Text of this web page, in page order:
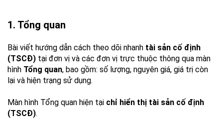
1. Tổng quan
Bài viết hướng dẫn cách theo dõi nhanh tài sản cố định
(TSCĐ) tại đơn vị và các đơn vị trực thuộc thông qua màn
hình Tổng quan, bao gồm: số lượng, nguyên giá, giá trị còn
lại và hiện trạng sử dụng.
Màn hình Tổng quan hiện tại chỉ hiển thị tài sản cố định
(TSCĐ).